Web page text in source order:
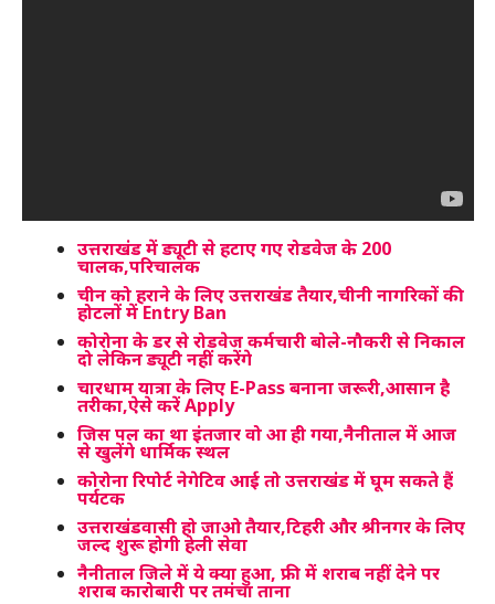
उत्तराखंड में ड्यूटी से हटाए गए रोडवेज के 200
चालक,परिचालक
चीन को हराने के लिए उत्तराखंड तैयार,चीनी नागरिकों की
होटलों में Entry Ban
कोरोना के डर से रोडवेज कर्मचारी बोले-नौकरी से निकाल
दो लेकिन ड्यूटी नहीं करेंगे
चारधाम यात्रा के लिए E-Pass बनाना जरूरी,आसान है
तरीका,ऐसे करें Apply
जिस पल का था इंतजार वो आ ही गया,नैनीताल में आज
से खुलेंगे धार्मिक स्थल
कोरोना रिपोर्ट नेगेटिव आई तो उत्तराखंड में घूम सकते हैं
पर्यटक
उत्तराखंडवासी हो जाओ तैयार,टिहरी और श्रीनगर के लिए
जल्द शुरू होगी हेली सेवा
नैनीताल जिले में ये क्या हुआ, फ्री में शराब नहीं देने पर
शराब कारोबारी पर तमंचा ताना